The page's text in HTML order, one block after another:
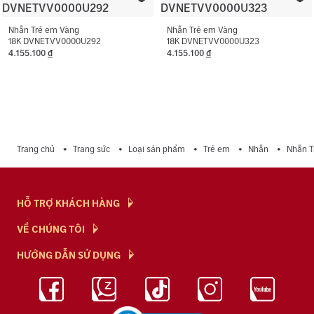
Nhẫn Trẻ em Vàng
18K DVNETVV0000U292
4.155.100 đ
Nhẫn Trẻ em Vàng
18K DVNETVV0000U323
4.155.100 đ
Trang chủ Trang sức Loại sản phẩm Trẻ em Nhẫn Nhẫn
HỖ TRỢ KHÁCH HÀNG
Hỏi & Đáp
Chính Sách
Chính Sách Bảo Mật
Bảng Giá Vàng
VỀ CHÚNG TÔI
NTJ Flagship
Cửa hàng
Tuyển Dụng
HƯỚNG DẪN SỬ DỤNG
Bảo Quản Trang Sức
Kiến Thức Kim Cương